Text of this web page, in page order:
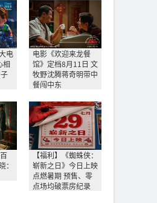
电
相
电影《欢迎来龙餐
馆》定档8月11日 文
牧野沈腾蒋奇明带中
餐闯中东
：
【福利】《蜘蛛侠：
崭新之日》今日上映
点燃暑期 预售、零
点场均破票房纪录